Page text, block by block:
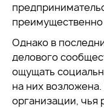
преимущественно
Однако в
делового
ощущать
на них
организации, чья